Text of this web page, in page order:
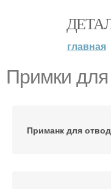
главная
Примки для
Приманк для